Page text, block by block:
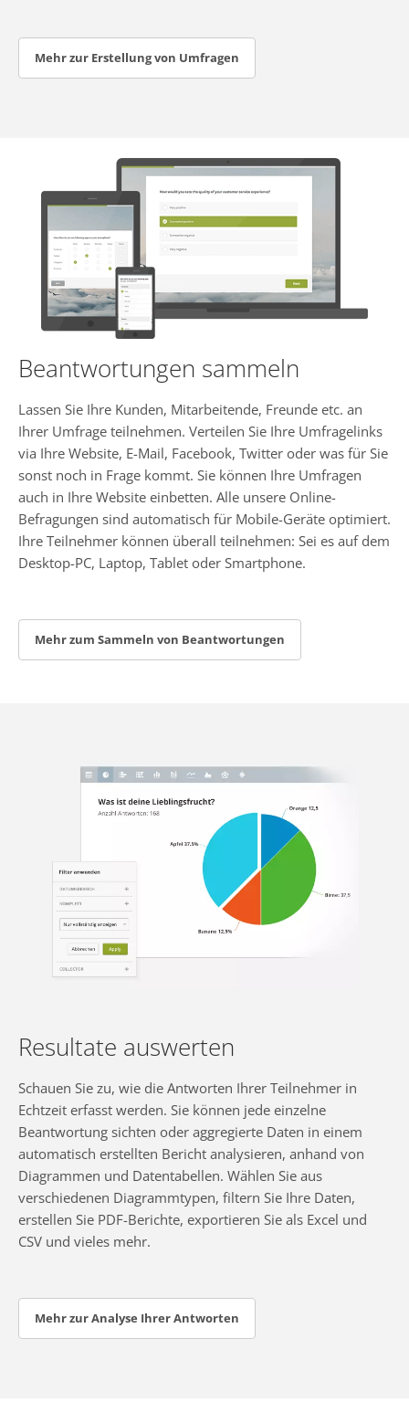
Mehr zur Erstellung von Umfragen
Beantwortungen sammeln
Lassen Sie Ihre Kunden, Mitarbeitende, Freunde etc. an
Ihrer Umfrage teilnehmen. Verteilen Sie Ihre Umfragelinks
via Ihre Website, E-Mail, Facebook, Twitter oder was für Sie
sonst noch in Frage kommt. Sie können Ihre Umfragen
auch in Ihre Website einbetten. Alle unsere Online-
Befragungen sind automatisch für Mobile-Geräte optimiert.
Ihre Teilnehmer können überall teilnehmen: Sei es auf dem
Desktop-PC, Laptop, Tablet oder Smartphone.
Mehr zum Sammeln von Beantwortungen
Resultate auswerten
Schauen Sie zu, wie die Antworten Ihrer Teilnehmer in
Echtzeit erfasst werden. Sie können jede einzelne
Beantwortung sichten oder aggregierte Daten in einem
automatisch erstellten Bericht analysieren, anhand von
Diagrammen und Datentabellen. Wählen Sie aus
verschiedenen Diagrammtypen, filtern Sie Ihre Daten,
erstellen Sie PDF-Berichte, exportieren Sie als Excel und
CSV und vieles mehr.
Mehr zur Analyse Ihrer Antworten